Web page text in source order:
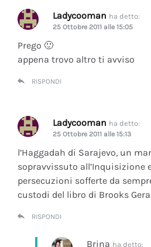
Ladycooman ha detto:
25 Ottobre 2011 alle 15:05
Prego 🙂
appena trovo altro ti avviso
RISPONDI
Ladycooman ha detto:
25 Ottobre 2011 alle 15:13
l’Haggadah di Sarajevo, un
sopravvissuto all’Inquisizione
persecuzioni sofferte da
custodi del libro di Brooks
RISPONDI
Brina ha detto: